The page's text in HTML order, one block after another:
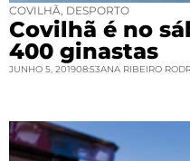
COVILHÃ, DESPORTO
Covilhã é no
400 ginastas
JUNHO 5, 201908:53ANA RIBEIRO